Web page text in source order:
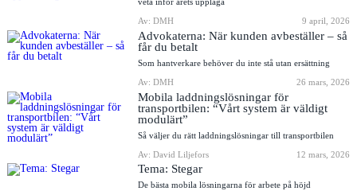
Av: DMH
9 april, 2026
Advokaterna: När kunden avbeställer – så
får du betalt
Som hantverkare behöver du inte stå utan ersättning
Av: DMH
26 mars, 2026
Mobila laddningslösningar för
transportbilen: “Vårt system är väldigt
modulärt”
Så väljer du rätt laddningslösningar till transportbilen
Av: David Liljefors
12 mars, 2026
Tema: Stegar
De bästa mobila lösningarna för arbete på höjd